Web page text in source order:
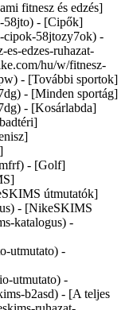
fitnesz és edzés]
58jto) - [Cipők]
cipok-58jtozy7ok) -
edzes-ruhazat-
hu/w/fitnesz-
- [További sportok]
- [Minden sportág]
- [Kosárlabda]
- [Golf]
útmutatók]
- [NikeSKIMS
katalogus) -
utmutato) -
utmutato) -
b2asd) - [A teljes